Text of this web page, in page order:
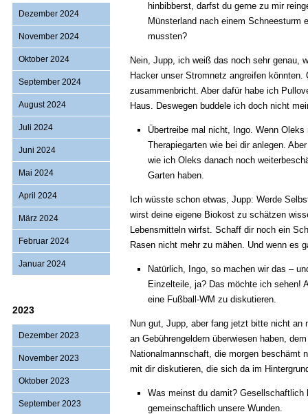
Dezember 2024
November 2024
Oktober 2024
September 2024
August 2024
Juli 2024
Juni 2024
Mai 2024
April 2024
März 2024
Februar 2024
Januar 2024
2023
Dezember 2023
November 2023
Oktober 2023
September 2023
hinbibberst, darfst du gerne zu mir
Münsterland nach einem Schneesturm
mussten?
Nein, Jupp, ich weiß das noch sehr genau,
Hacker unser Stromnetz angreifen
zusammenbricht. Aber dafür habe ich
Haus. Deswegen buddele ich doch nicht
Übertreibe mal nicht, Ingo. Wenn
Therapiegarten wie bei dir anlegen.
wie ich Oleks danach noch
Garten haben.
Ich wüsste schon etwas, Jupp: Werde
wirst deine eigene Biokost zu schätzen
Lebensmitteln wirfst. Schaff dir noch ein
Rasen nicht mehr zu mähen. Und wenn es
Natürlich, Ingo, so machen wir das –
Einzelteile, ja? Das möchte ich sehen!
eine Fußball-WM zu diskutieren.
Nun gut, Jupp, aber fang jetzt bitte nicht an
an Gebührengeldern überwiesen haben,
Nationalmannschaft, die morgen beschämt
mit dir diskutieren, die sich da im
Was meinst du damit?
gemeinschaftlich unsere Wunden.